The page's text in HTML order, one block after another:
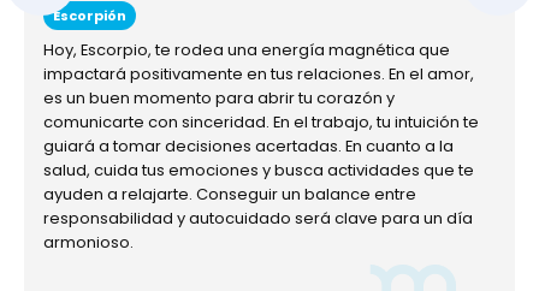
Escorpión
Hoy, Escorpio, te rodea una energía magnética que
impactará positivamente en tus relaciones. En el amor,
es un buen momento para abrir tu corazón y
comunicarte con sinceridad. En el trabajo, tu intuición te
guiará a tomar decisiones acertadas. En cuanto a la
salud, cuida tus emociones y busca actividades que te
ayuden a relajarte. Conseguir un balance entre
responsabilidad y autocuidado será clave para un día
armonioso.